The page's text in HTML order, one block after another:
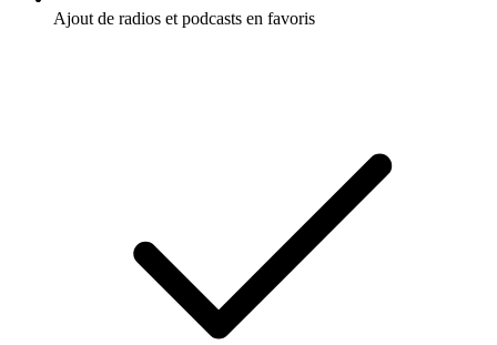
Ajout de radios et podcasts en favoris